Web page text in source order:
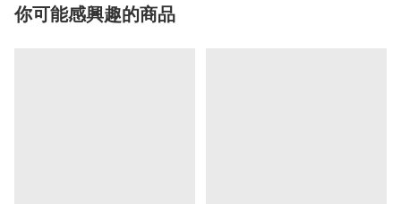
你可能感興趣的商品